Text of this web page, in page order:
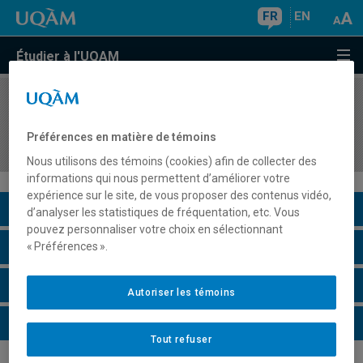
FR EN
Étudier à l'UQAM
COURS//
avancées
Description du cours
Horaire - Été 2026
Horaire - Automne 2026
Horaire - Hiver 2027
Préférences en matière de témoins
Nous utilisons des témoins (cookies) afin de collecter des
informations qui nous permettent d’améliorer votre
expérience sur le site, de vous proposer des contenus vidéo,
d’analyser les statistiques de fréquentation, etc. Vous
pouvez personnaliser votre choix en sélectionnant
« Préférences ».
Tout refuser
Autoriser les témoins